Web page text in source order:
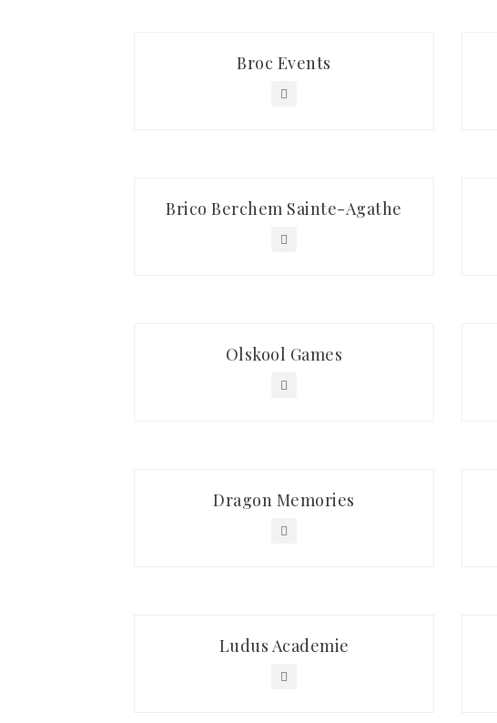
Broc Events
Brico Berchem Sainte-Agathe
Olskool Games
Dragon Memories
Ludus Academie